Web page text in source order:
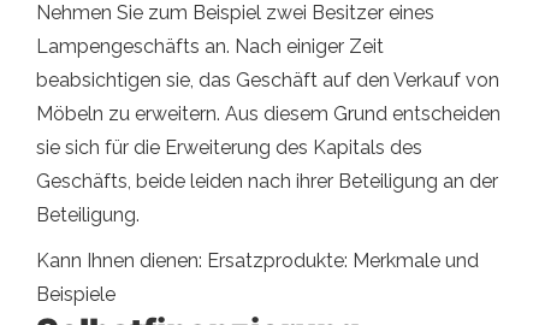
Nehmen Sie zum Beispiel zwei Besitzer eines
Lampengeschäfts an. Nach einiger Zeit
beabsichtigen sie, das Geschäft auf den Verkauf von
Möbeln zu erweitern. Aus diesem Grund entscheiden
sie sich für die Erweiterung des Kapitals des
Geschäfts, beide leiden nach ihrer Beteiligung an der
Beteiligung.
Kann Ihnen dienen: Ersatzprodukte: Merkmale und
Beispiele